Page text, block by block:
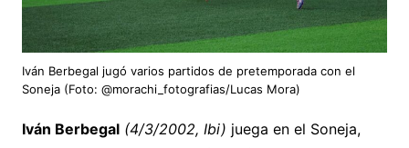
Iván Berbegal jugó varios partidos de pretemporada con el
Soneja (Foto: @morachi_fotografias/Lucas Mora)
Iván Berbegal (4/3/2002, Ibi) juega en el Soneja,